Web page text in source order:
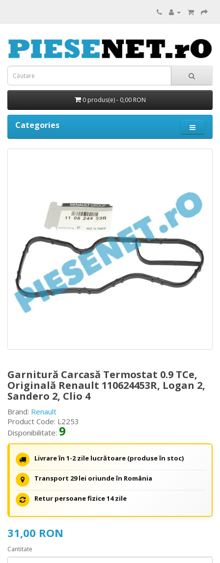
0 produs(e) - 0,00 RON
Categories
Garnitură Carcasă Termostat 0.9 TCe,
Originală Renault 110624453R, Logan 2,
Sandero 2, Clio 4
Brand: Renault
Product Code: L2253
Disponibilitate: 9
Livrare în 1-2 zile lucrătoare (produse în stoc)
Transport 29 lei oriunde în România
Retur persoane fizice 14 zile
31,00 RON
Cantitate